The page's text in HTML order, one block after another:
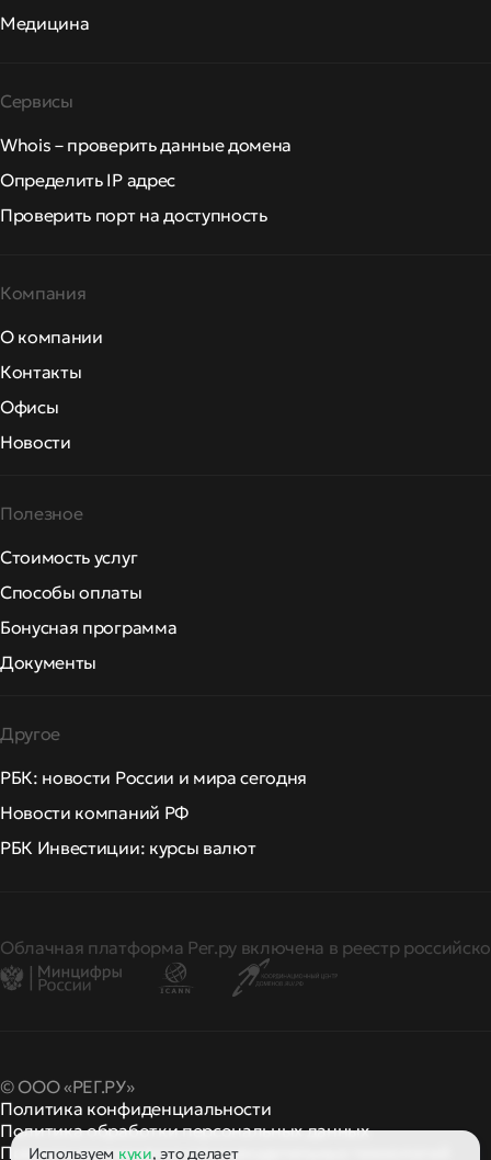
Медицина
Сервисы
Whois – проверить данные домена
Определить IP адрес
Проверить порт на доступность
Компания
О компании
Контакты
Офисы
Новости
Полезное
Стоимость услуг
Способы оплаты
Бонусная программа
Документы
Другое
РБК: новости России и мира сегодня
Новости компаний РФ
РБК Инвестиции: курсы валют
Облачная платформа Рег.ру включена в реестр
© ООО «РЕГ.РУ»
Политика конфиденциальности
Политика обработки персональных данных
Правила применения рекомендательных технологий
Используем куки, это делает